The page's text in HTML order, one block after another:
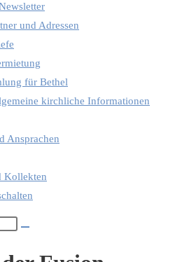
und Adressen
für Bethel
kirchliche Informationen
Ansprachen
Kollekten